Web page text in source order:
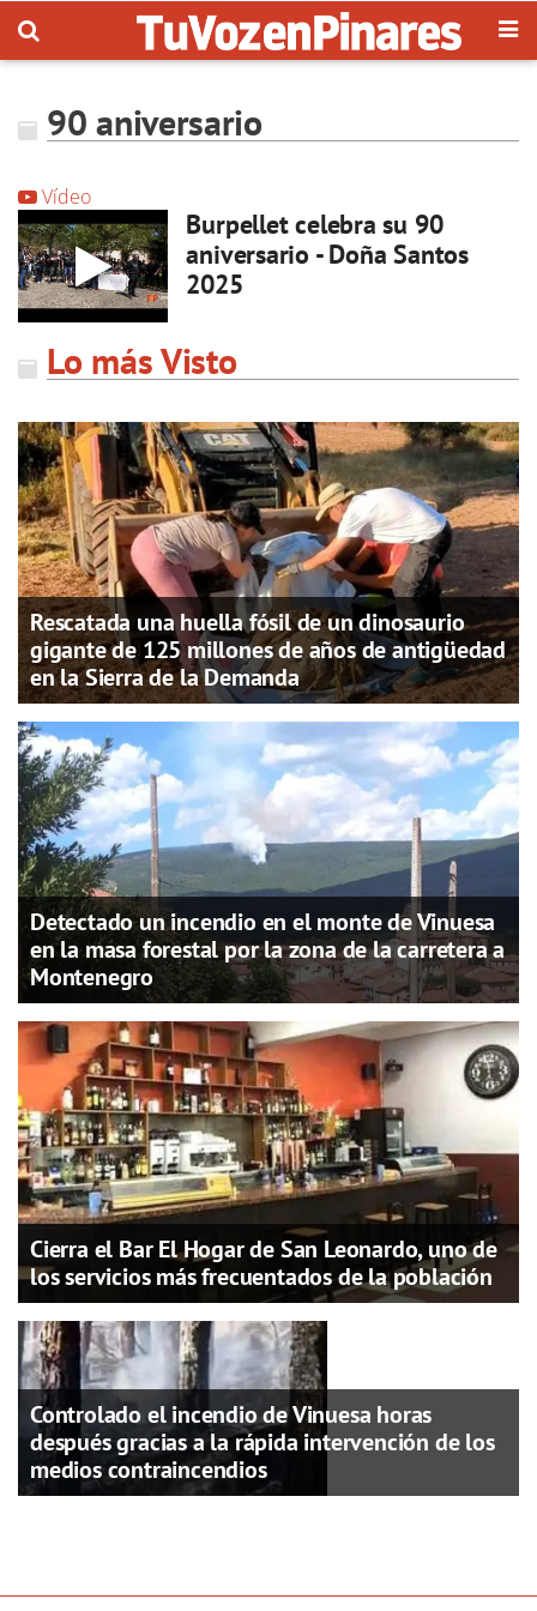
90 aniversario
Vídeo
Burpellet celebra su 90
aniversario - Doña Santos
2025
Lo más Visto
Rescatada una huella fósil de un dinosaurio
gigante de 125 millones de años de antigüedad
en la Sierra de la Demanda
Detectado un incendio en el monte de Vinuesa
en la masa forestal por la zona de la carretera a
Montenegro
Cierra el Bar El Hogar de San Leonardo, uno de
los servicios más frecuentados de la población
Controlado el incendio de Vinuesa horas
después gracias a la rápida intervención de los
medios contraincendios